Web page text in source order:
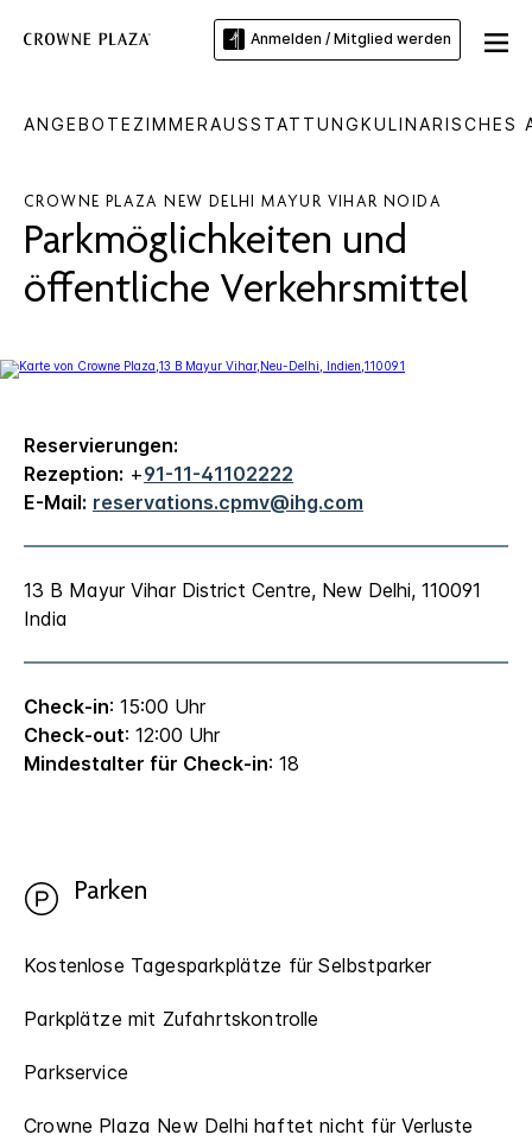
Anmelden / Mitglied werden
ANGEBOTE ZIMMERAUSSTATTUNGKULINARISCHES
CROWNE PLAZA NEW DELHI MAYUR VIHAR NOIDA
Parkmöglichkeiten und
öffentliche Verkehrsmittel
Reservierungen:
Rezeption: +91-11-41102222
E-Mail: reservations.cpmv@ihg.com
13 B Mayur ViharDistrict Centre, New Delhi, 110091
India
Check-in: 15:00 Uhr
Check-out: 12:00 Uhr
Mindestalter für Check-in: 18
Parken
Kostenlose Tagesparkplätze für Selbstparker
Parkplätze mit Zufahrtskontrolle
Parkservice
Crowne Plaza New Delhi haftet nicht für Verluste